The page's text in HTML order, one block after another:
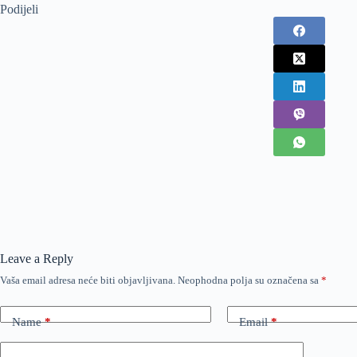
Podijeli
Leave a Reply
Vaša email adresa neće biti objavljivana. Neophodna polja su označena sa *
Name* Email*